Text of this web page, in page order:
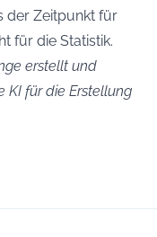
der Zeitpunkt für
für die Statistik.
erstellt und
KI für die Erstellung